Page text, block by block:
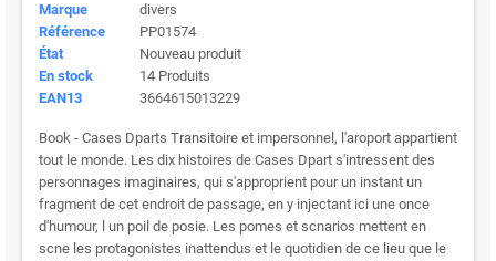
Marque
divers
Référence
PP01574
État
Nouveau produit
En stock
14 Produits
EAN13
3664615013229
Book - Cases Dparts Transitoire et impersonnel, l'aroport appartient
tout le monde. Les dix histoires de Cases Dpart s'intressent des
personnages imaginaires, qui s'approprient pour un instant un
fragment de cet endroit de passage, en y injectant ici une once
d'humour, l un poil de posie. Les pomes et scnarios mettent en
scne les protagonistes inattendus et le quotidien de ce lieu que le